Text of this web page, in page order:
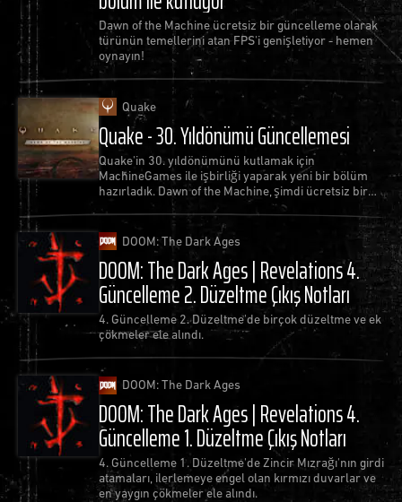
Dawn of the Machine ücretsiz bir güncelleme olarak
türünün temellerini atan FPS'i genişletiyor - hemen
oynayın!
Quake
Quake - 30. Yıldönümü Güncellemesi
Quake'in 30. yıldönümünü kutlamak için
MachineGames ile işbirliği yaparak yeni bir bölüm
hazırladık. Dawn of the Machine, şimdi ücretsiz bir
güncelleme olarak mevcut!
DOOM: The Dark Ages
DOOM: The Dark Ages | Revelations 4.
Güncelleme 2. Düzeltme Çıkış Notları
4. Güncelleme 2. Düzeltme'de birçok düzeltme ve ek
çökmeler ele alındı.
DOOM: The Dark Ages
DOOM: The Dark Ages | Revelations 4.
Güncelleme 1. Düzeltme Çıkış Notları
4. Güncelleme 1. Düzeltme'de Zincir Mızrağı'nın girdi
atamaları, ilerlemeye engel olan kırmızı duvarlar ve
en yaygın çökmeler ele alındı.